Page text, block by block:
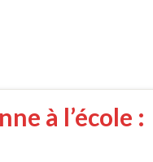
à l’école :